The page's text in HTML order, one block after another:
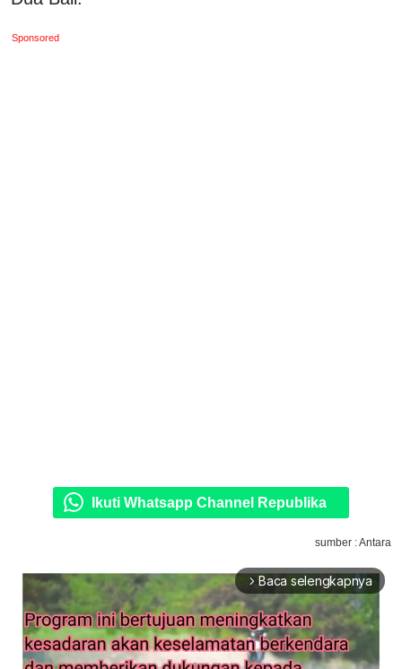
Sponsored
Ikuti Whatsapp Channel Republika
sumber : Antara
arrow_forward_ios Baca selengkapnya